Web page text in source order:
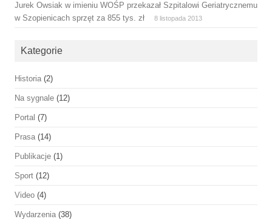
Jurek Owsiak w imieniu WOŚP przekazał Szpitalowi Geriatrycznemu
w Szopienicach sprzęt za 855 tys. zł
8 listopada 2013
Kategorie
Historia (2)
Na sygnale (12)
Portal (7)
Prasa (14)
Publikacje (1)
Sport (12)
Video (4)
Wydarzenia (38)